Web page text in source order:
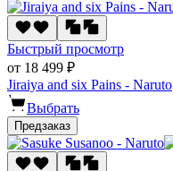
Быстрый просмотр
от 18 499 ₽
Jiraiya and six Pains - Naruto
Выбрать
Предзаказ